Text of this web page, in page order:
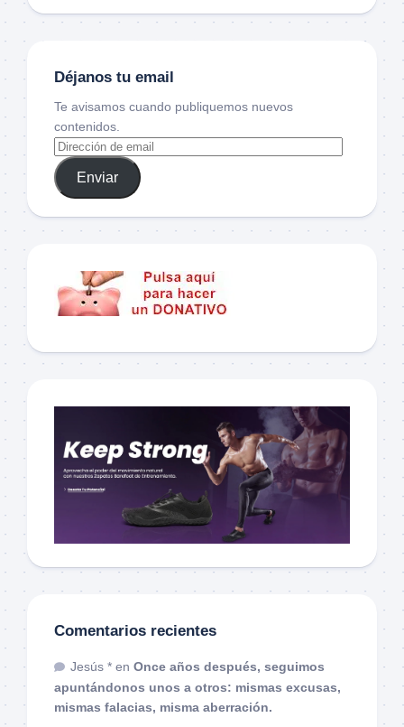
Déjanos tu email
Te avisamos cuando publiquemos nuevos
contenidos.
Enviar
Comentarios recientes
Jesús * en Once años después, seguimos
apuntándonos unos a otros: mismas excusas,
mismas falacias, misma aberración.